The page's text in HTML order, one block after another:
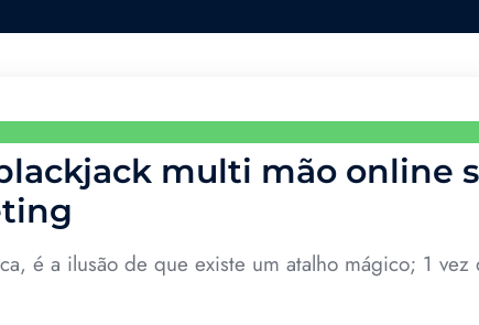
multi mão online
é a ilusão de que existe um atalho mágico; 1